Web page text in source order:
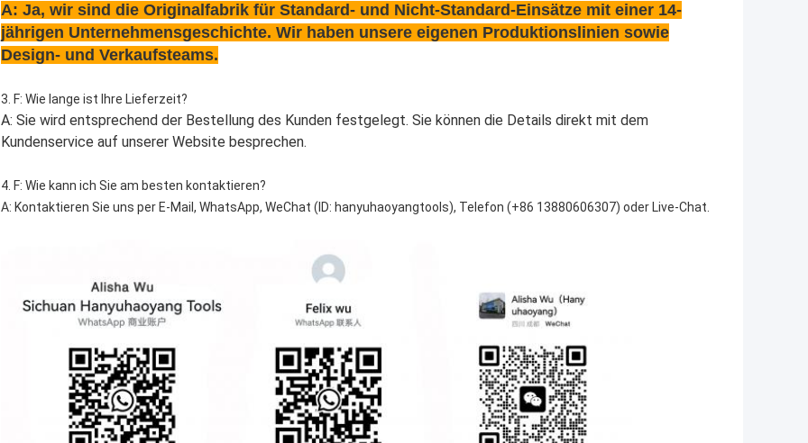
A: Ja, wir sind die Originalfabrik für Standard- und Nicht-Standard-Einsätze mit einer 14-
jährigen Unternehmensgeschichte. Wir haben unsere eigenen Produktionslinien sowie
Design- und Verkaufsteams.
3. F: Wie lange ist Ihre Lieferzeit?
A: Sie wird entsprechend der Bestellung des Kunden festgelegt. Sie können die Details direkt mit dem
Kundenservice auf unserer Website besprechen.
4. F: Wie kann ich Sie am besten kontaktieren?
A: Kontaktieren Sie uns per E-Mail, WhatsApp, WeChat (ID: hanyuhaoyangtools), Telefon (+86 13880606307) oder Live-Chat.